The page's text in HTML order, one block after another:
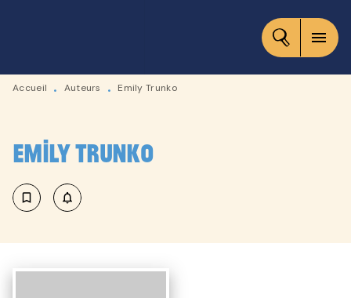
CONTENU
menu
Accueil • Auteurs • Emily Trunko
Emily Trunko
bookmark_border notifications_none_outlined